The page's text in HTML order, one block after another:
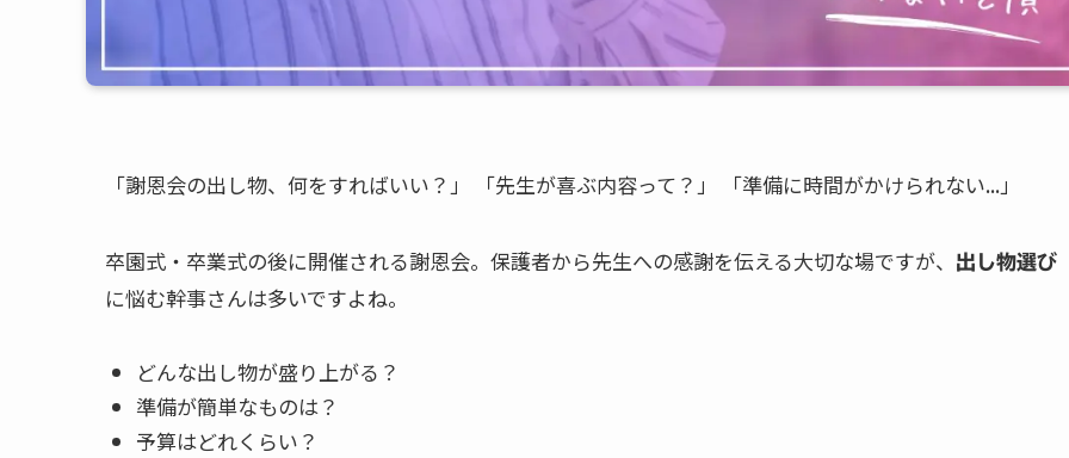
「謝恩会の出し物、何をすればいい？」 「先生が喜ぶ内容って？」 「準備に時間がかけられない...」
卒園式・卒業式の後に開催される謝恩会。保護者から先生への感謝を伝える大切な場ですが、 出し物選び
に悩む幹事さんは多いですよね。
どんな出し物が盛り上がる？
準備が簡単なものは？
予算はどれくらい？